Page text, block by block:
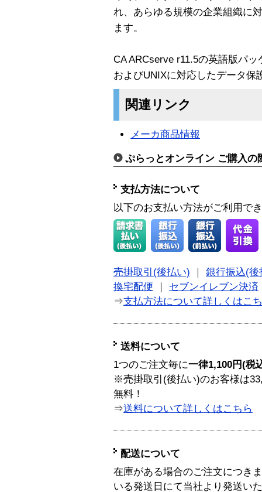
れ、あらゆる規模の企業組織に
ます。
CA ARCserve r11.5の英語版パ
およびUNIXに対応したデータ保
関連リンク
メーカ商品情報
ぷらっとオンライン ご購入の
支払方法について
以下のお支払い方法がご利用で
売掛取引(後払い)
銀行振込(後
換宅配便
セブンイレブン決済
⇒支払方法について詳しくはこ
送料について
1つのご注文毎に一律1,100円(税
※売掛取引(後払い)のお客様は
無料！
⇒送料について詳しくはこちら
配送について
在庫がある場合のご注文につき
いる発送日にて当社より発送い